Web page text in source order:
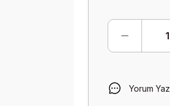
Yorum Yaz